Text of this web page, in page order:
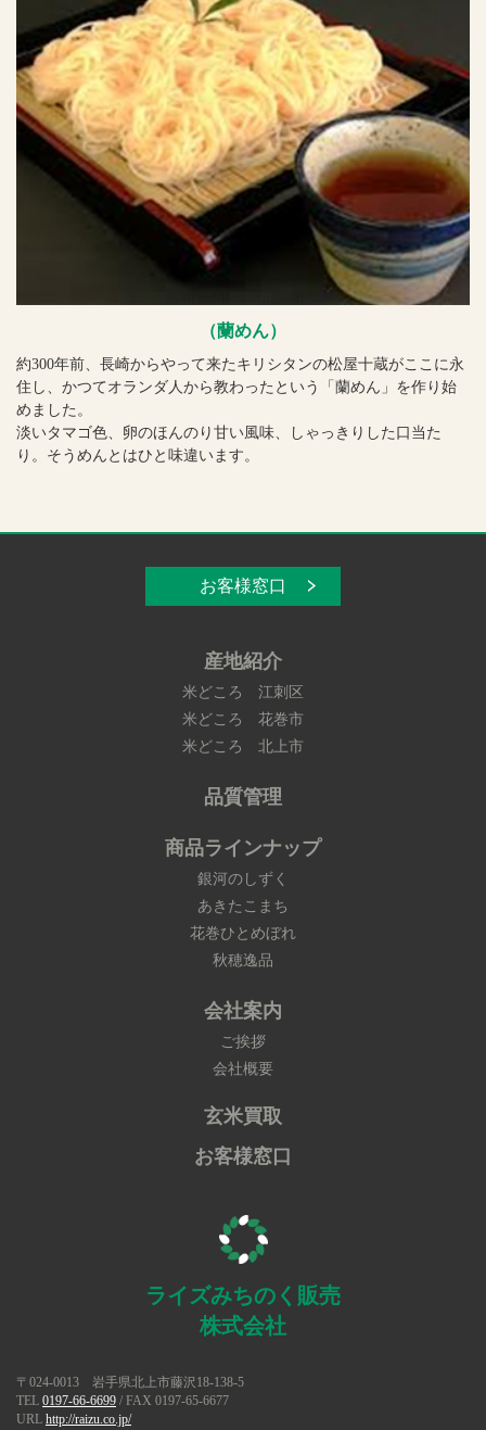
（蘭めん）
約300年前、長崎からやって来たキリシタンの松屋十蔵がここに永
住し、かつてオランダ人から教わったという「蘭めん」を作り始
めました。
淡いタマゴ色、卵のほんのり甘い風味、しゃっきりした口当た
り。そうめんとはひと味違います。
お客様窓口
産地紹介
米どころ 江刺区
米どころ 花巻市
米どころ 北上市
品質管理
商品ラインナップ
銀河のしずく
あきたこまち
花巻ひとめぼれ
秋穂逸品
会社案内
ご挨拶
会社概要
玄米買取
お客様窓口
ライズみちのく販売
株式会社
〒024-0013 岩手県北上市藤沢18-138-5
TEL 0197-66-6699 / FAX 0197-65-6677
URL http://raizu.co.jp/